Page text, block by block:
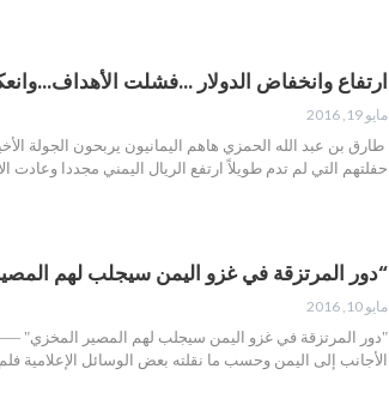
ارتفاع وانخفاض الدولار …فشلت
مايو 19, 2016
طارق بن عبد الله الحمزي هاهم اليمانيون يربحون الجولة
حفلتهم التي لم تدم طويلاً ارتفع الريال اليمني مجددا وعادت
“دور المرتزقة في غزو اليمن سيجلب لهم
مايو 10, 2016
"دور المرتزقة في غزو اليمن سيجلب لهم المصير
الأجانب إلى اليمن وحسب ما نقلته بعض الوسائل الإعلامية